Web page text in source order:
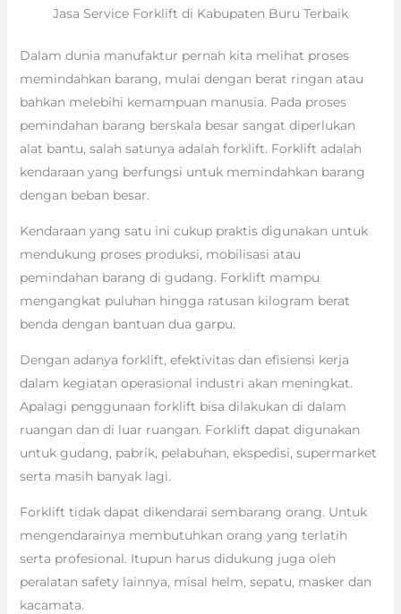
Jasa Service Forklift di Kabupaten Buru Terbaik
Dalam dunia manufaktur pernah kita melihat proses
memindahkan barang, mulai dengan berat ringan atau
bahkan melebihi kemampuan manusia. Pada proses
pemindahan barang berskala besar sangat diperlukan
alat bantu, salah satunya adalah forklift. Forklift adalah
kendaraan yang berfungsi untuk memindahkan barang
dengan beban besar.
Kendaraan yang satu ini cukup praktis digunakan untuk
mendukung proses produksi, mobilisasi atau
pemindahan barang di gudang. Forklift mampu
mengangkat puluhan hingga ratusan kilogram berat
benda dengan bantuan dua garpu.
Dengan adanya forklift, efektivitas dan efisiensi kerja
dalam kegiatan operasional industri akan meningkat.
Apalagi penggunaan forklift bisa dilakukan di dalam
ruangan dan di luar ruangan. Forklift dapat digunakan
untuk gudang, pabrik, pelabuhan, ekspedisi, supermarket
serta masih banyak lagi.
Forklift tidak dapat dikendarai sembarang orang. Untuk
mengendarainya membutuhkan orang yang terlatih
serta profesional. Itupun harus didukung juga oleh
peralatan safety lainnya, misal helm, sepatu, masker dan
kacamata.